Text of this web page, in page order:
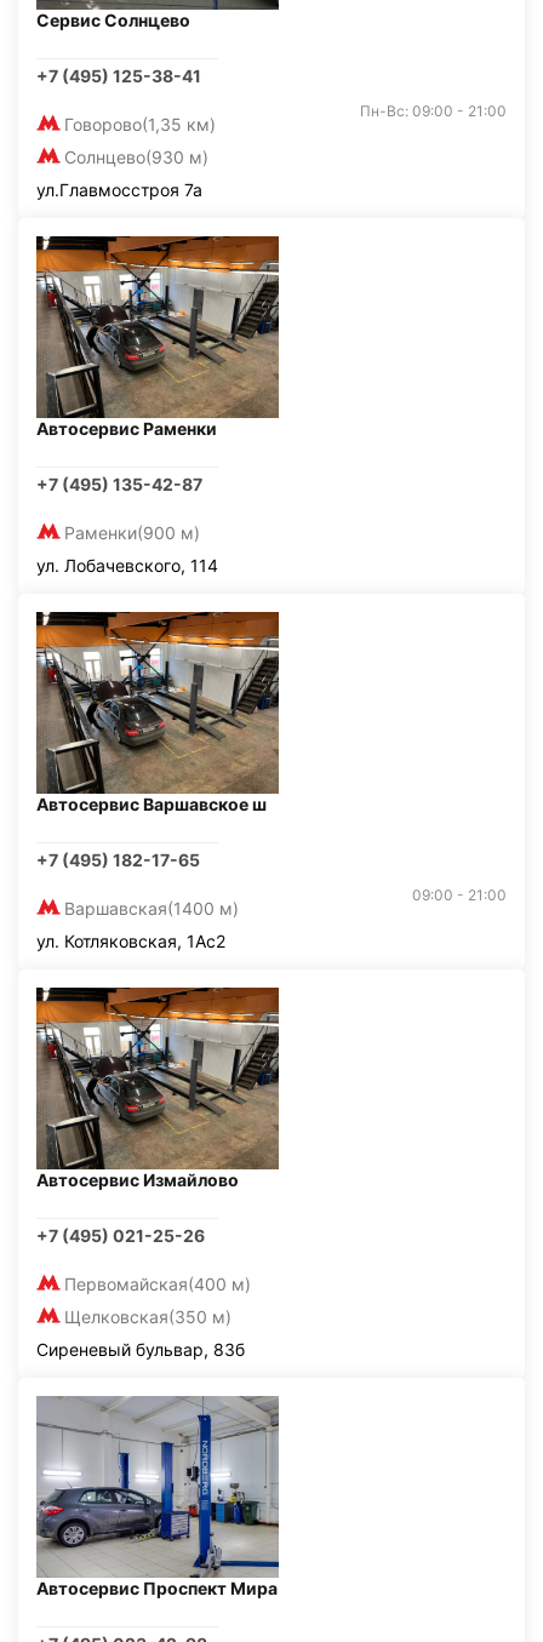
Сервис Солнцево
+7 (495) 125-38-41
Говорово(1,35 км)
Солнцево(930 м)
Пн-Вс: 09:00 - 21:00
ул.Главмосстроя 7а
Автосервис Раменки
+7 (495) 135-42-87
Раменки(900 м)
ул. Лобачевского, 114
Автосервис Варшавское ш
+7 (495) 182-17-65
Варшавская(1400 м)
09:00 - 21:00
ул. Котляковская, 1Ас2
Автосервис Измайлово
+7 (495) 021-25-26
Первомайская(400 м)
Щелковская(350 м)
Сиреневый бульвар, 83б
Автосервис Проспект Мира